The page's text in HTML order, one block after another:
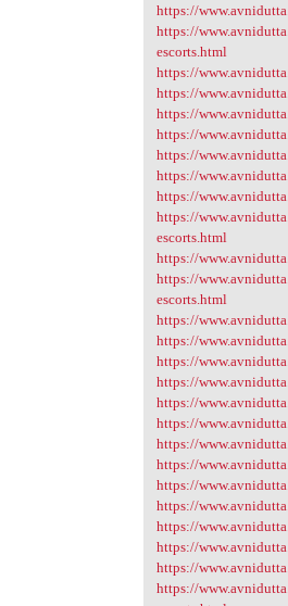
https://
https://
escorts.html
https://
https://
https://
https://
https://
https://
https://
https://
escorts.html
https://
https://
escorts.html
https://
https://
https://
https://
https://
https://
https://
https://
https://
https://
https://
https://
https://
https://